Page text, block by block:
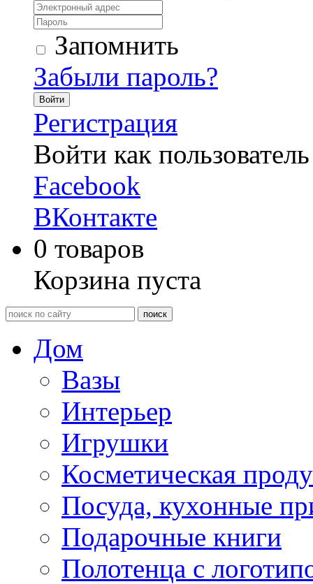
Запомнить
Забыли пароль?
Войти
Регистрация
Войти как пользователь
Facebook
ВКонтакте
0 товаров
Корзина пуста
Дом
Вазы
Интерьер
Игрушки
Косметическая
Посуда, кухонные
Подарочные книги
Полотенца с